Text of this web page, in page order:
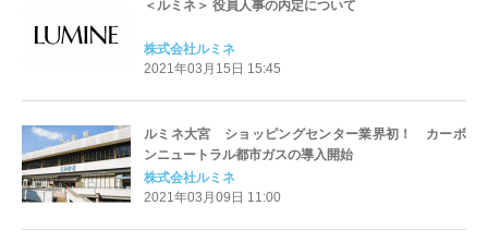
＜ルミネ＞ 役員人事の内定について
株式会社ルミネ
2021年03月15日 15:45
ルミネ大宮 ショッピングセンター業界初！ カーボ
ンニュートラル都市ガスの導入開始
株式会社ルミネ
2021年03月09日 11:00